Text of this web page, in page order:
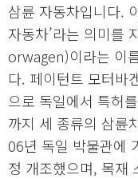
삼륜 자동차입니다.
자동차’라는 의미를
orwagen)이라는 이
다. 페이턴트 모터바
으로 독일에서 특허
까지 세 종류의 삼륜
06년 독일 박물관에
정 개조했으며, 목재